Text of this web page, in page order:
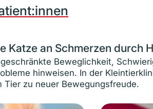
Katze an Schmerzen durch
Beweglichkeit,
hinweisen. In der
Tier zu neuer Bewegungsfreude.